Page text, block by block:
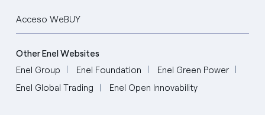
Acceso WeBUY
Other Enel Websites
Enel Group
Enel Foundation
Enel Green Power
Enel Global Trading
Enel Open Innovability